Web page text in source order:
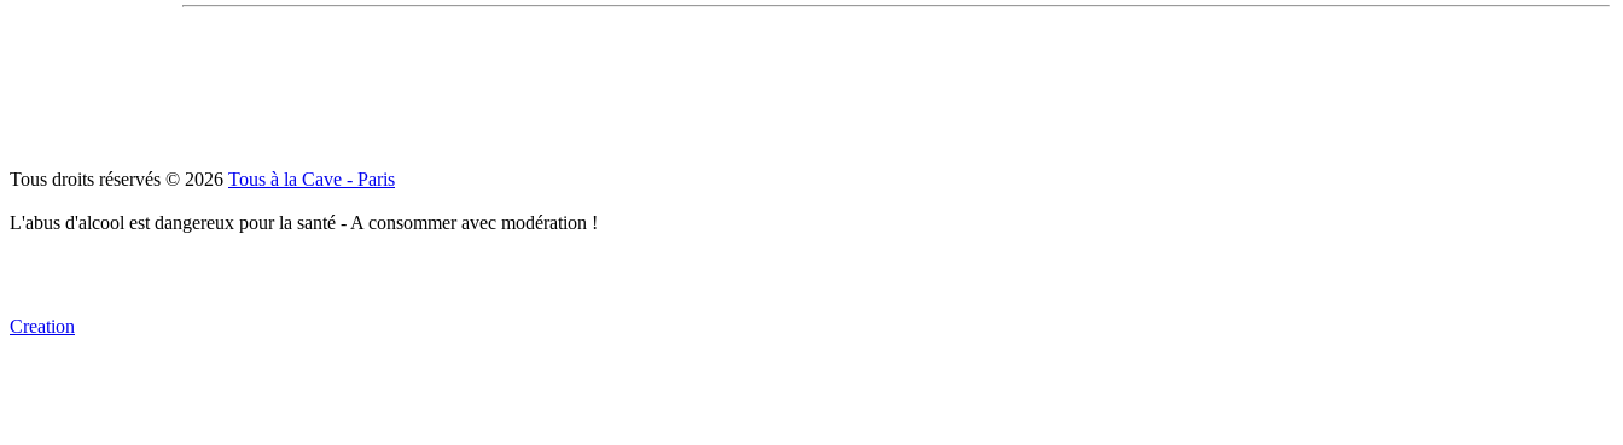
Tous droits réservés © 2026 Tous à la Cave - Paris
L'abus d'alcool est dangereux pour la santé - A consommer avec modération !
Creation